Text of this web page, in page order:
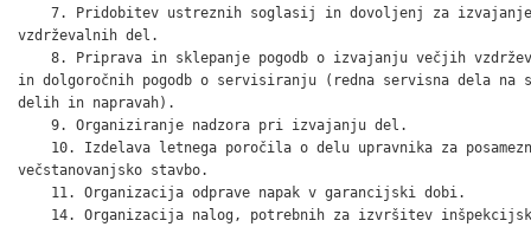
    7. Pridobitev ustreznih soglasij in dovoljenj za izvajanje
vzdrževalnih del.
8. Priprava in sklepanje pogodb o izvajanju večjih
in dolgoročnih pogodb o servisiranju (redna servisna dela na
delih in napravah).
    9. Organiziranje nadzora pri izvajanju del.
10. Izdelava letnega poročila o delu upravnika za
večstanovanjsko stavbo.
    11. Organizacija odprave napak v garancijski dobi.
14. Organizacija nalog, potrebnih za izvršitev